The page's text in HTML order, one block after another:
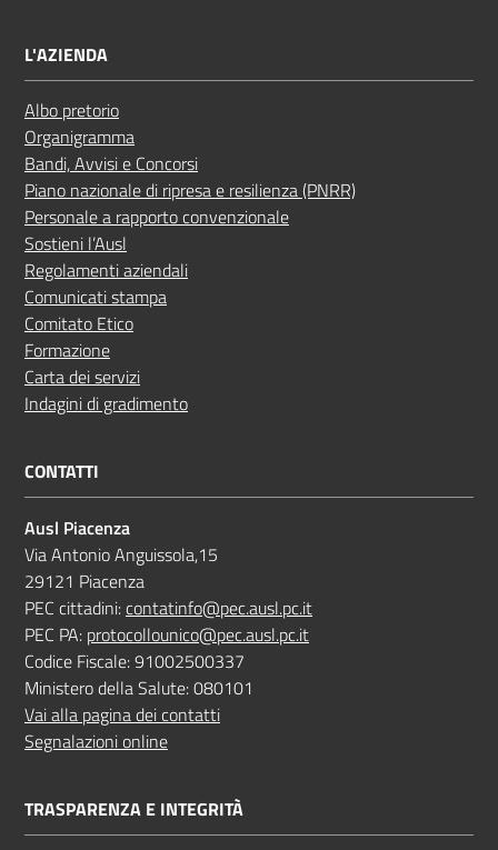
L'AZIENDA
Albo pretorio
Organigramma
Bandi, Avvisi e Concorsi
Piano nazionale di ripresa e resilienza (PNRR)
Personale a rapporto convenzionale
Sostieni l’Ausl
Regolamenti aziendali
Comunicati stampa
Comitato Etico
Formazione
Carta dei servizi
Indagini di gradimento
CONTATTI
Ausl Piacenza
Via Antonio Anguissola,15
29121 Piacenza
PEC cittadini:contatinfo@pec.ausl.pc.it
PEC PA: protocollounico@pec.ausl.pc.it
Codice Fiscale: 91002500337
Ministero della Salute: 080101
Vai alla pagina dei contatti
Segnalazioni online
TRASPARENZA E INTEGRITÀ